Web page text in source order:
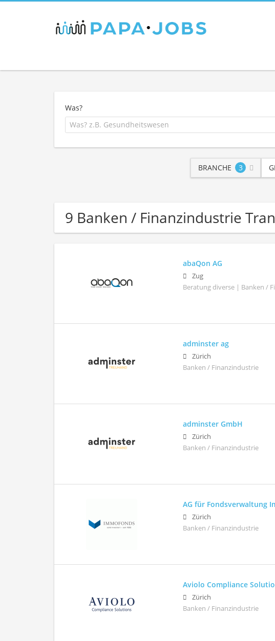
Was?
BRANCHE 3
9 Banken / Finanzindustrie
abaQon AG
Zug
Beratung diverse | Banken /
adminster ag
Zürich
Banken / Finanzindustrie
adminster GmbH
Zürich
Banken / Finanzindustrie
AG für Fondsverwaltung
Zürich
Banken / Finanzindustrie
Aviolo Compliance
Zürich
Banken / Finanzindustrie